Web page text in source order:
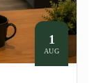
1
AUG